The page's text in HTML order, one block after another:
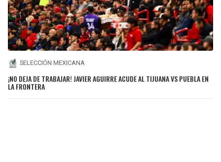
SELECCIÓN MEXICANA
¡NO DEJA DE TRABAJAR! JAVIER AGUIRRE ACUDE AL TIJUANA VS PUEBLA EN
LA FRONTERA